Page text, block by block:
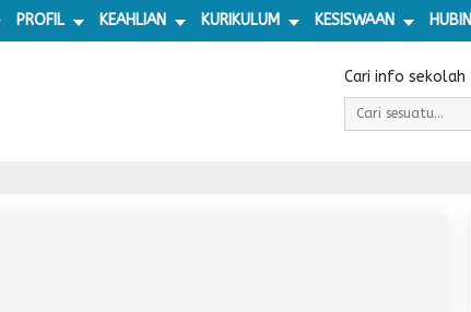
PROFIL KEAHLIAN KURIKULUM KESISWAAN HUBIN
Cari info sekolah